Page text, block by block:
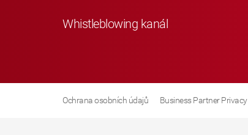
Whistleblowing kanál
Ochrana osobních údajů Business Partner Privacy